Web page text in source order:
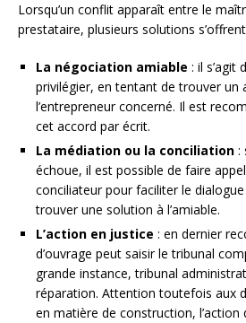
Lorsqu’un conflit apparaît entre le
prestataire, plusieurs solutions
La négociation amiable : il s’agit
privilégier, en tentant de trouver un
l’entrepreneur concerné. Il est
cet accord par écrit.
La médiation ou la conciliation :
échoue, il est possible de faire
conciliateur pour faciliter le
trouver une solution à l’amiable.
L’action en justice : en dernier
d’ouvrage peut saisir le tribunal
grande instance, tribunal
réparation. Attention toutefois aux
en matière de construction,